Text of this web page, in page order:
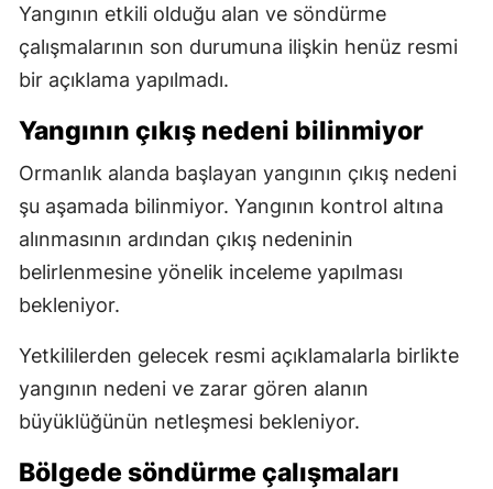
Yangının etkili olduğu alan ve söndürme
çalışmalarının son durumuna ilişkin henüz resmi
bir açıklama yapılmadı.
Yangının çıkış nedeni bilinmiyor
Ormanlık alanda başlayan yangının çıkış nedeni
şu aşamada bilinmiyor. Yangının kontrol altına
alınmasının ardından çıkış nedeninin
belirlenmesine yönelik inceleme yapılması
bekleniyor.
Yetkililerden gelecek resmi açıklamalarla birlikte
yangının nedeni ve zarar gören alanın
büyüklüğünün netleşmesi bekleniyor.
Bölgede söndürme çalışmaları